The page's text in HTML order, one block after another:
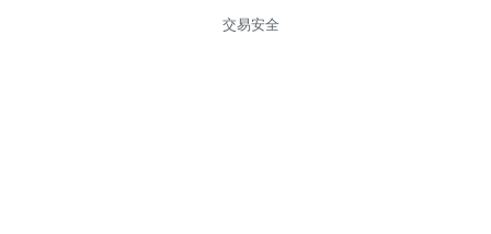
交易安全